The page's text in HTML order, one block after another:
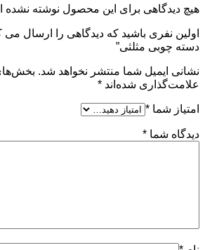
هیچ دیدگاهی برای این محصول نوشته
اولین نفری باشید که دیدگاهی را ارسال می
دسته چوبی مثلثی”
نشانی ایمیل شما منتشر نخواهد شد.
علامت‌گذاری شده‌اند *
امتیاز شما *
دیدگاه شما *